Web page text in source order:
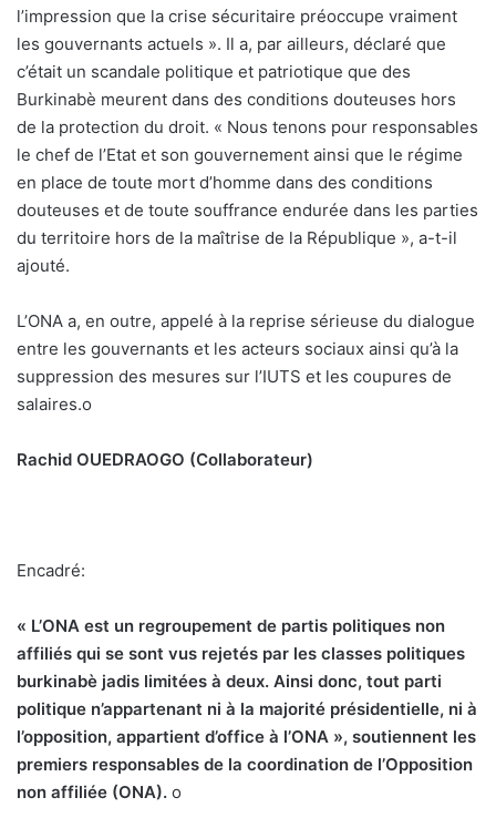
l’impression que la crise sécuritaire préoccupe vraiment
les gouvernants actuels ». Il a, par ailleurs, déclaré que
c’était un scandale politique et patriotique que des
Burkinabè meurent dans des conditions douteuses hors
de la protection du droit. « Nous tenons pour responsables
le chef de l’Etat et son gouvernement ainsi que le régime
en place de toute mort d’homme dans des conditions
douteuses et de toute souffrance endurée dans les parties
du territoire hors de la maîtrise de la République », a-t-il
ajouté.
L’ONA a, en outre, appelé à la reprise sérieuse du dialogue
entre les gouvernants et les acteurs sociaux ainsi qu’à la
suppression des mesures sur l’IUTS et les coupures de
salaires.o
Rachid OUEDRAOGO (Collaborateur)
Encadré:
« L’ONA est un regroupement de partis politiques non
affiliés qui se sont vus rejetés par les classes politiques
burkinabè jadis limitées à deux. Ainsi donc, tout parti
politique n’appartenant ni à la majorité présidentielle, ni à
l’opposition, appartient d’office à l’ONA », soutiennent les
premiers responsables de la coordination de l’Opposition
non affiliée (ONA). o